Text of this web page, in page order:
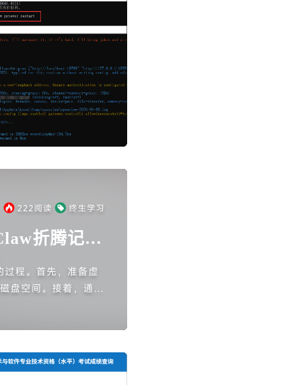
222阅读 终生学习
折腾记
程。首先，准备虚
盘空间。接着，通过